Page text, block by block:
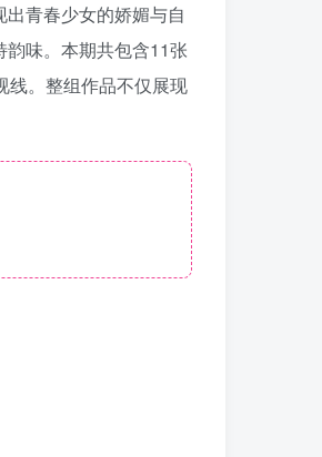
青春少女的娇媚与自
味。本期共包含11张
线。整组作品不仅展现